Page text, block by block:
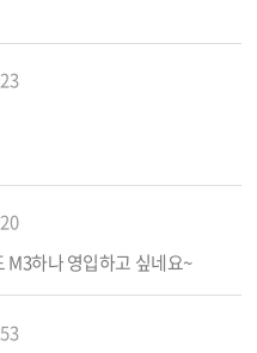
M3하나 영입하고 싶네요~